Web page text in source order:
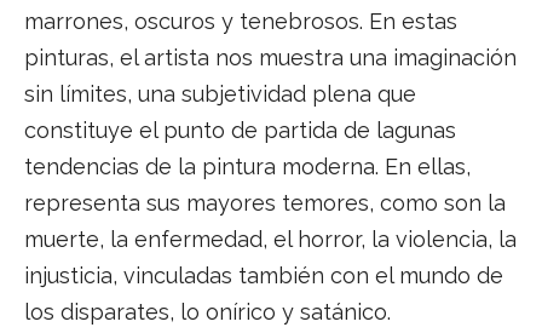
marrones, oscuros y tenebrosos. En estas
pinturas, el artista nos muestra una imaginación
sin límites, una subjetividad plena que
constituye el punto de partida de lagunas
tendencias de la pintura moderna. En ellas,
representa sus mayores temores, como son la
muerte, la enfermedad, el horror, la violencia, la
injusticia, vinculadas también con el mundo de
los disparates, lo onírico y satánico.